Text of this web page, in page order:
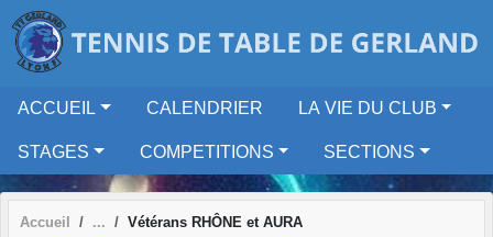
ACCUEIL CALENDRIER LA VIE DU CLUB
STAGES COMPETITIONS SECTIONS
Accueil Vétérans RHÔNE et AURA
Panneau de gestion des cookies